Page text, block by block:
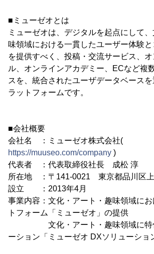
■ミューゼオとは
ミューゼオは、デジタルを起点にして
味領域における一貫したユーザー体験
を提供すべく、投稿・交流サービス、
ル、オンラインアカデミー、ECなど複
スを、統合されたユーザデータベース
ラットフォームです。
■会社概要
会社名 ：ミューゼオ株式会社(
https://muuseo.com/company )
代表者 ：代表取締役社長 成松 淳
所在地 ：〒141-0021 東京都品川区上
設立 ：2013年4月
事業内容：文化・アート・趣味領域に
トフォーム「ミューゼオ」の提供
文化・アート・趣味領域に特化
ーション「ミューゼオ DXソリューショ